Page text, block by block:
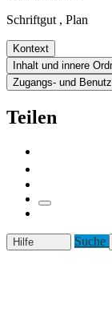
Schriftgut , Plan
Kontext
Inhalt und innere
Zugangs- und
Teilen
Hilfe Suche